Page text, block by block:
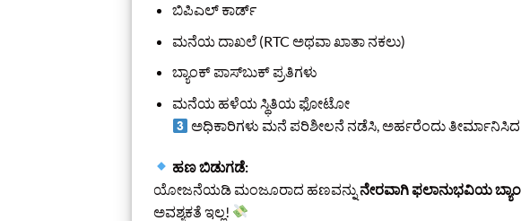
ಬಿಪಿಎಲ್ ಕಾರ್ಡ್
ಮನೆಯ ದಾಖಲೆ (RTC ಅಥವಾ ಖಾತಾ ನಕಲು)
ಬ್ಯಾಂಕ್ ಪಾಸ್‌ಬುಕ್ ಪ್ರತಿಗಳು
ಮನೆಯ ಹಳೆಯ ಸ್ಥಿತಿಯ ಫೋಟೋ
ಅಧಿಕಾರಿಗಳು ಮನೆ ಪರಿಶೀಲನೆ ನಡೆಸಿ, ಅರ್ಹರೆಂದು
ಹಣ ಬಿಡುಗಡೆ:
ಯೋಜನೆಯಡಿ ಮಂಜೂರಾದ ಹಣವನ್ನು ನೇರವಾಗಿ ಫಲಾನುಭವಿಯ
ಅವಶ್ಯಕತೆ ಇಲ್ಲ!